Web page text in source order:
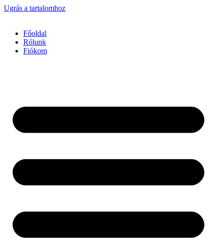
Ugrás a tartalomhoz
Főoldal
Rólunk
Fiókom